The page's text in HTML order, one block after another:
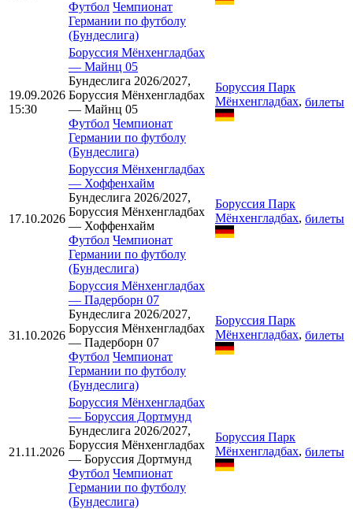
Футбол Чемпионат
Германии по футболу
(Бундеслига)
19.09.2026
15:30
Боруссия Мёнхенгладбах
— Майнц 05
Бундеслига 2026/2027,
Боруссия Мёнхенгладбах
— Майнц 05
Футбол Чемпионат
Германии по футболу
(Бундеслига)
Боруссия Парк
Мёнхенгладбах, билеты
17.10.2026
Боруссия Мёнхенгладбах
— Хоффенхайм
Бундеслига 2026/2027,
Боруссия Мёнхенгладбах
— Хоффенхайм
Футбол Чемпионат
Германии по футболу
(Бундеслига)
Боруссия Парк
Мёнхенгладбах, билеты
31.10.2026
Боруссия Мёнхенгладбах
— Падерборн 07
Бундеслига 2026/2027,
Боруссия Мёнхенгладбах
— Падерборн 07
Футбол Чемпионат
Германии по футболу
(Бундеслига)
Боруссия Парк
Мёнхенгладбах, билеты
21.11.2026
Боруссия Мёнхенгладбах
— Боруссия Дортмунд
Бундеслига 2026/2027,
Боруссия Мёнхенгладбах
— Боруссия Дортмунд
Футбол Чемпионат
Германии по футболу
(Бундеслига)
Боруссия Парк
Мёнхенгладбах, билеты